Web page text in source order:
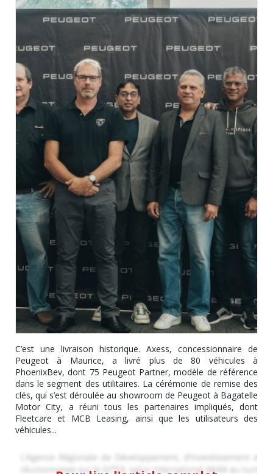
C’est une livraison historique. Axess, concessionnaire de
Peugeot à Maurice, a livré plus de 80 véhicules à
PhoenixBev, dont 75 Peugeot Partner, modèle de référence
dans le segment des utilitaires. La cérémonie de remise des
clés, qui s’est déroulée au showroom de Peugeot à Bagatelle
Motor City, a réuni tous les partenaires impliqués, dont
Fleetcare et MCB Leasing, ainsi que les utilisateurs des
véhicules...